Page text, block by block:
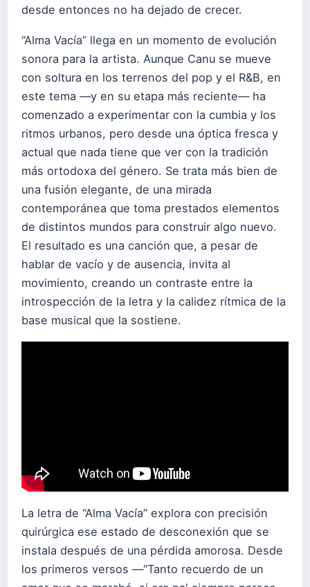
desde entonces no ha dejado de crecer.
“Alma Vacía” llega en un momento de evolución
sonora para la artista. Aunque Canu se mueve
con soltura en los terrenos del pop y el R&B, en
este tema —y en su etapa más reciente— ha
comenzado a experimentar con la cumbia y los
ritmos urbanos, pero desde una óptica fresca y
actual que nada tiene que ver con la tradición
más ortodoxa del género. Se trata más bien de
una fusión elegante, de una mirada
contemporánea que toma prestados elementos
de distintos mundos para construir algo nuevo.
El resultado es una canción que, a pesar de
hablar de vacío y de ausencia, invita al
movimiento, creando un contraste entre la
introspección de la letra y la calidez rítmica de la
base musical que la sostiene.
La letra de “Alma Vacía” explora con precisión
quirúrgica ese estado de desconexión que se
instala después de una pérdida amorosa. Desde
los primeros versos —“Tanto recuerdo de un